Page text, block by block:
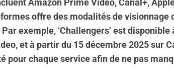
Amazon Prime Video, Canal+,
offre des modalités de visionnage
Par exemple, ‘Challengers’ est
et à partir du 15 décembre 2025 sur
pour chaque service afin de ne pas